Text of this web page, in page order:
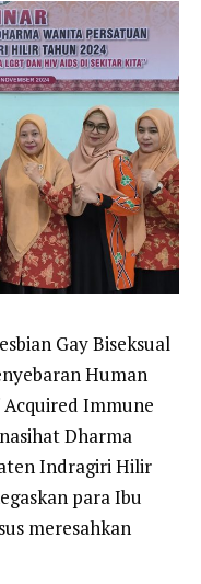
Gay Biseksual
Human
Immune
Dharma
Indragiri Hilir
para Ibu
meresahkan